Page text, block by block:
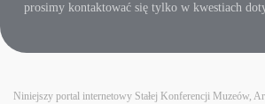
prosimy kontaktować się tylko w kwestiach
Niniejszy portal internetowy Stałej Konferencji Muzeów,